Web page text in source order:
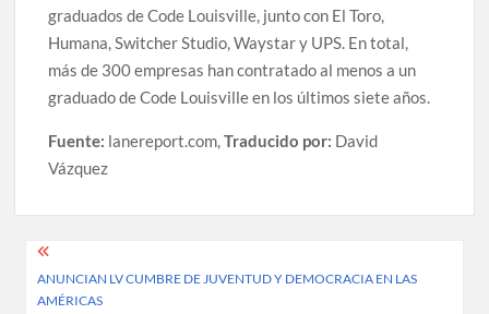
graduados de Code Louisville, junto con El Toro,
Humana, Switcher Studio, Waystar y UPS. En total,
más de 300 empresas han contratado al menos a un
graduado de Code Louisville en los últimos siete años.
Fuente: lanereport.com,Traducido por: David
Vázquez
Post
navigation
ANUNCIAN LV CUMBRE DE JUVENTUD Y DEMOCRACIA EN LAS
AMÉRICAS